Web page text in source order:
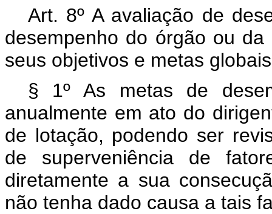
Art. 8º A avaliação de
desempenho do órgão ou
seus objetivos e metas
§ 1º As metas de
anualmente em ato do
de lotação, podendo ser
de superveniência de
diretamente a sua
não tenha dado causa a tais